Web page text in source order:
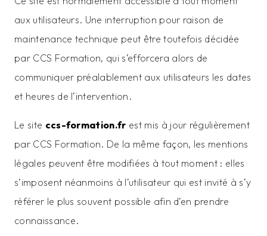
aux utilisateurs. Une interruption pour raison de
maintenance technique peut être toutefois décidée
par CCS Formation, qui s’efforcera alors de
communiquer préalablement aux utilisateurs les dates
et heures de l’intervention.
Le site ccs-formation.fr est mis à jour régulièrement
par CCS Formation. De la même façon, les mentions
légales peuvent être modifiées à tout moment : elles
s’imposent néanmoins à l’utilisateur qui est invité à s’y
référer le plus souvent possible afin d’en prendre
connaissance.